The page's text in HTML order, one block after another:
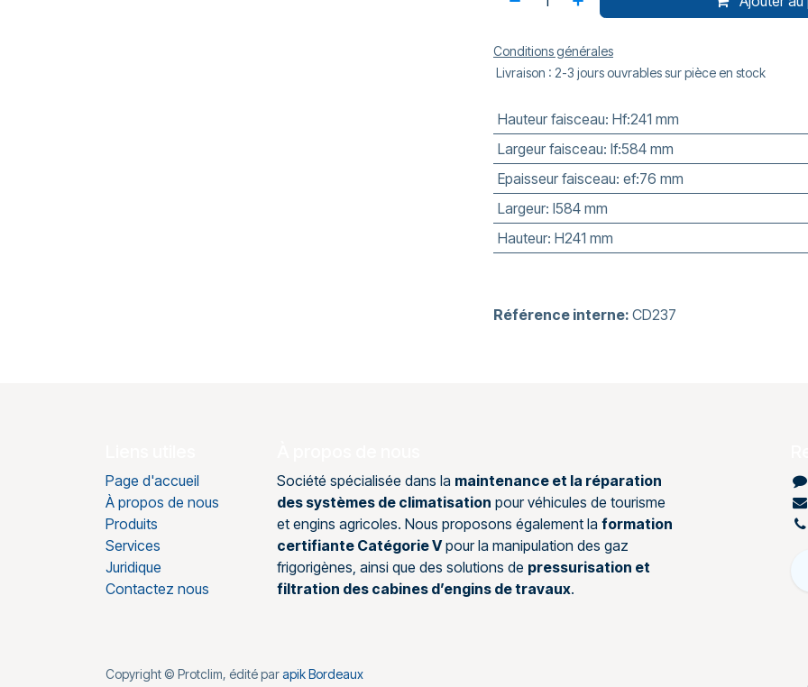
Conditions générales
Livraison : 2-3 jours ouvrables sur pièce en stock
Hauteur faisceau: Hf:241 mm
Largeur faisceau: lf:584 mm
Epaisseur faisceau: ef:76 mm
Largeur: l584 mm
Hauteur: H241 mm
Référence interne: CD237
Page d'accueil
À propos de nous
Produits
Services
Juridique
Contactez nous
Société spécialisée dans la maintenance et la réparation
des systèmes de climatisation pour véhicules de tourisme
et engins agricoles. Nous proposons également la formation
certifiante Catégorie Vpour la manipulation des gaz
frigorigènes, ainsi que des solutions de pressurisation et
filtration des cabines d’engins de travaux.
Copyright © Protclim, édité parapik Bordeaux